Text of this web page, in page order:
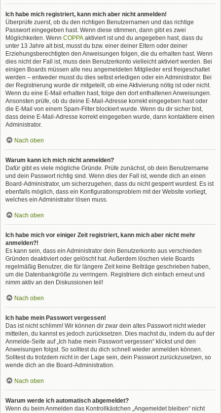
Ich habe mich registriert, kann mich aber nicht anmelden!
Überprüfe zuerst, ob du den richtigen Benutzernamen und das richtige
Passwort eingegeben hast. Wenn diese stimmen, dann gibt es zwei
Möglichkeiten. Wenn COPPA aktiviert ist und du angegeben hast, dass du
unter 13 Jahre alt bist, musst du bzw. einer deiner Eltern oder deiner
Erziehungsberechtigten den Anweisungen folgen, die du erhalten hast. Wenn
dies nicht der Fall ist, muss dein Benutzerkonto vielleicht aktiviert werden. Bei
einigen Boards müssen alle neu angemeldeten Mitglieder erst freigeschaltet
werden – entweder musst du dies selbst erledigen oder ein Administrator. Bei
der Registrierung wurde dir mitgeteilt, ob eine Aktivierung nötig ist oder nicht.
Wenn du eine E-Mail erhalten hast, folge den dort enthaltenen Anweisungen.
Ansonsten prüfe, ob du deine E-Mail-Adresse korrekt eingegeben hast oder
die E-Mail von einem Spam-Filter blockiert wurde. Wenn du dir sicher bist,
dass deine E-Mail-Adresse korrekt eingegeben wurde, dann kontaktiere einen
Administrator.
Nach oben
Warum kann ich mich nicht anmelden?
Dafür gibt es viele mögliche Gründe. Prüfe zunächst, ob dein Benutzername
und dein Passwort richtig sind. Wenn dies der Fall ist, wende dich an einen
Board-Administrator, um sicherzugehen, dass du nicht gesperrt wurdest. Es ist
ebenfalls möglich, dass ein Konfigurationsproblem mit der Website vorliegt,
welches ein Administrator lösen muss.
Nach oben
Ich habe mich vor einiger Zeit registriert, kann mich aber nicht mehr
anmelden?!
Es kann sein, dass ein Administrator dein Benutzerkonto aus verschieden
Gründen deaktiviert oder gelöscht hat. Außerdem löschen viele Boards
regelmäßig Benutzer, die für längere Zeit keine Beiträge geschrieben haben,
um die Datenbankgröße zu verringern. Registriere dich einfach erneut und
nimm aktiv an den Diskussionen teil!
Nach oben
Ich habe mein Passwort vergessen!
Das ist nicht schlimm! Wir können dir zwar dein altes Passwort nicht wieder
mitteilen, du kannst es jedoch zurücksetzen. Dies machst du, indem du auf der
Anmelde-Seite auf „Ich habe mein Passwort vergessen“ klickst und den
Anweisungen folgst. So solltest du dich schnell wieder anmelden können.
Solltest du trotzdem nicht in der Lage sein, dein Passwort zurückzusetzen, so
wende dich an die Board-Administration.
Nach oben
Warum werde ich automatisch abgemeldet?
Wenn du beim Anmelden das Kontrollkästchen „Angemeldet bleiben“ nicht